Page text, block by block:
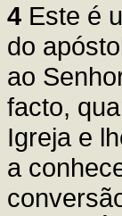
4 Este é
do
ao
facto,
Igreja e
a